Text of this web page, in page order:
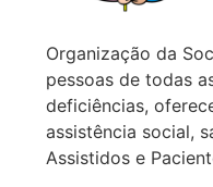
Organização da
pessoas de todas
deficiências,
assistência social,
Assistidos e